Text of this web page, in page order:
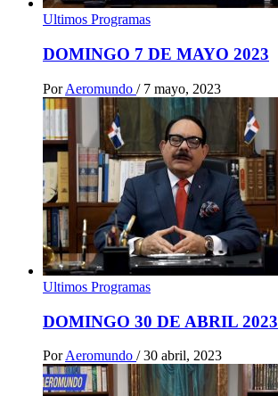
Ultimos Programas
DOMINGO 7 DE MAYO 2023
Por Aeromundo / 7 mayo, 2023
Ultimos Programas
DOMINGO 30 DE ABRIL 2023
Por Aeromundo / 30 abril, 2023